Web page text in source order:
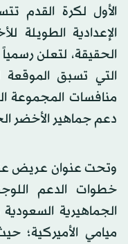
الأول لكرة القدم
الإعدادية
الحقيقة، لتعلن
التي تسبق الموقعة
دعم جماهير الأخضر
​وتحت عنوان عريض
خطوات الدعم
الجماهيرية
ميامي الأميركية؛